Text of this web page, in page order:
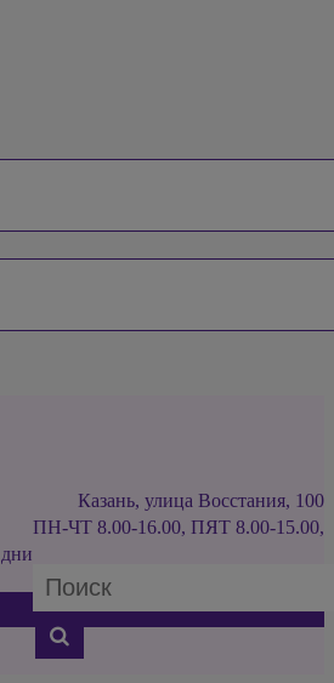
Казань, улица Восстания, 100
ПН-ЧТ 8.00-16.00, ПЯТ 8.00-15.00,